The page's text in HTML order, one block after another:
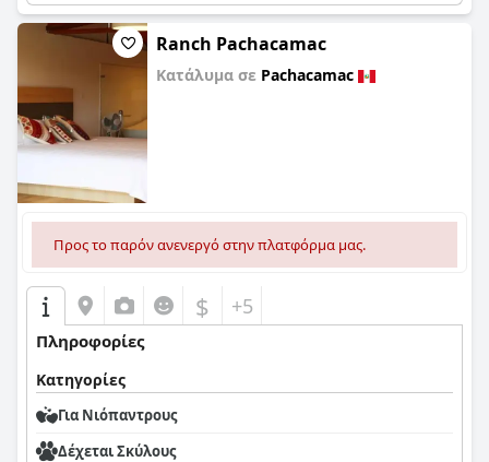
Ranch Pachacamac
Κατάλυμα σε Pachacamac
Προς το παρόν ανενεργό στην πλατφόρμα μας.
$ +5
Πληροφορίες
Κατηγορίες
Για Νιόπαντρους
Δέχεται Σκύλους